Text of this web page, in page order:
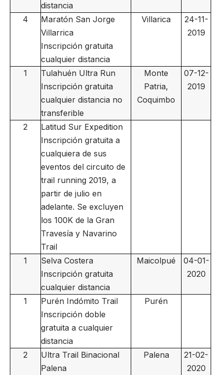
distancia
4
Maratón San Jorge
Villarrica
Inscripción gratuita
cualquier distancia
Villarica
24-11-
2019
1
Tulahuén Ultra Run
Inscripción gratuita
cualquier distancia no
transferible
Monte
Patria,
Coquimbo
07-12-
2019
2
Latitud Sur Expedition
Inscripción gratuita a
cualquiera de sus
eventos del circuito de
trail running 2019, a
partir de julio en
adelante. Se excluyen
los 100K de la Gran
Travesía y Navarino
Trail
1
Selva Costera
Inscripción gratuita
cualquier distancia
Maicolpué
04-01-
2020
1
Purén Indómito Trail
Inscripción doble
gratuita a cualquier
distancia
Purén
2
Ultra Trail Binacional
Palena
Palena
21-02-
2020